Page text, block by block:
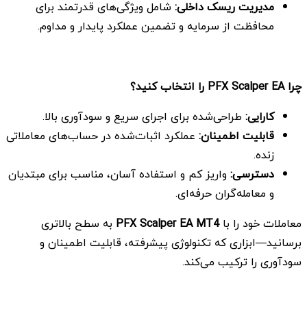
مدیریت ریسک داخلی: شامل ویژگی‌های قدرتمند برای
محافظت از سرمایه و تضمین عملکرد پایدار و مداوم.
چراPFX Scalper EA
را انتخاب کنید؟
کارایی: طراحی‌شده برای اجرای سریع و سودآوری بالا.
قابلیت اطمینان: عملکرد اثبات‌شده در حساب‌های معاملاتی
زنده.
دسترسی: واریز کم و استفاده آسان، مناسب برای مبتدیان
و معامله‌گران حرفه‌ای.
معاملات خود را باPFX Scalper EA MT4 به سطح بالاتری
برسانید—ابزاری که تکنولوژی پیشرفته، قابلیت اطمینان و
سودآوری را ترکیب می‌کند.